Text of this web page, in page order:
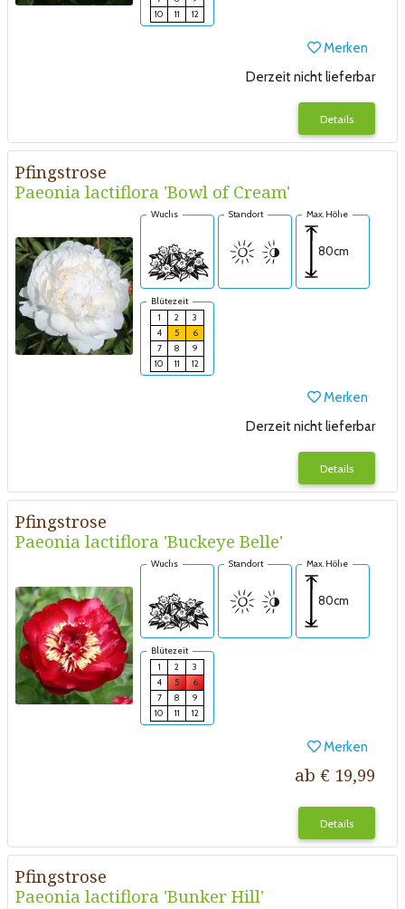
10
11 12
Merken
Derzeit nicht lieferbar
Details
Pfingstrose
Paeonia lactiflora 'Bowl of Cream'
Wuchs Standort Max. Höhe
80cm
Blütezeit
1
2
3
4
5
6
7
8
9
10
11 12
Merken
Derzeit nicht lieferbar
Details
Pfingstrose
Paeonia lactiflora 'Buckeye Belle'
Wuchs Standort Max. Höhe
80cm
Blütezeit
1
2
3
4
5
6
7
8
9
10
11 12
Merken
ab € 19,99
Details
Pfingstrose
Paeonia lactiflora 'Bunker Hill'